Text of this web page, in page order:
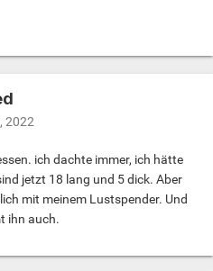
2022
ich dachte immer, ich hätte
jetzt 18 lang und 5 dick. Aber
mit meinem Lustspender. Und
ihn auch.